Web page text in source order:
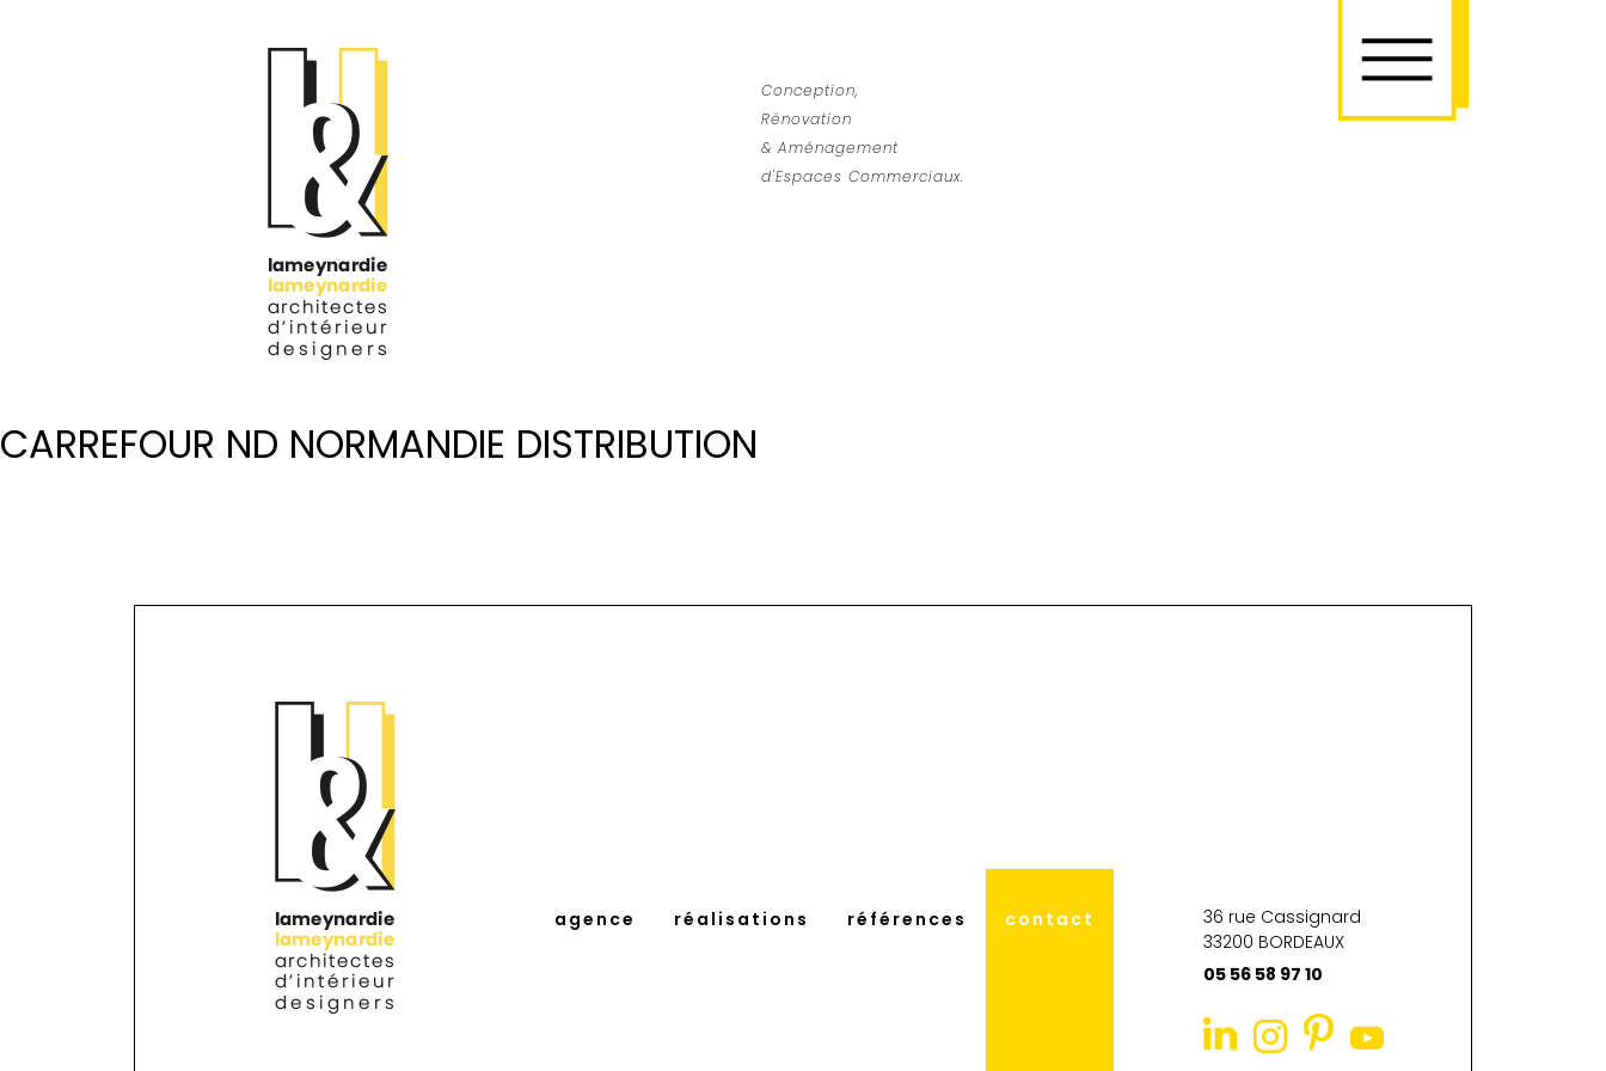
Conception,
Rénovation
& Aménagement
d'Espaces Commerciaux.
CARREFOUR ND NORMANDIE DISTRIBUTION
agence réalisations références contact
36 rue Cassignard
33200 BORDEAUX
05 56 58 97 10